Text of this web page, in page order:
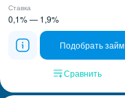
Ставка
0,1% — 1,9%
Подобрать займ
Сравнить